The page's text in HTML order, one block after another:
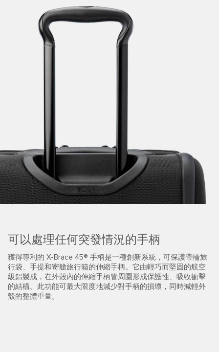
可以處理任何突發情況的手柄
獲得專利的 X-Brace 45® 手柄是一種創新系統，可保護帶輪旅
行袋、手提和寄艙旅行箱的伸縮手柄。它由輕巧而堅固的航空
級鋁製成，在外殼內的伸縮手柄管周圍形成保護性、吸收衝擊
的結構。此功能可最大限度地減少對手柄的損壞，同時減輕外
殼的整體重量。